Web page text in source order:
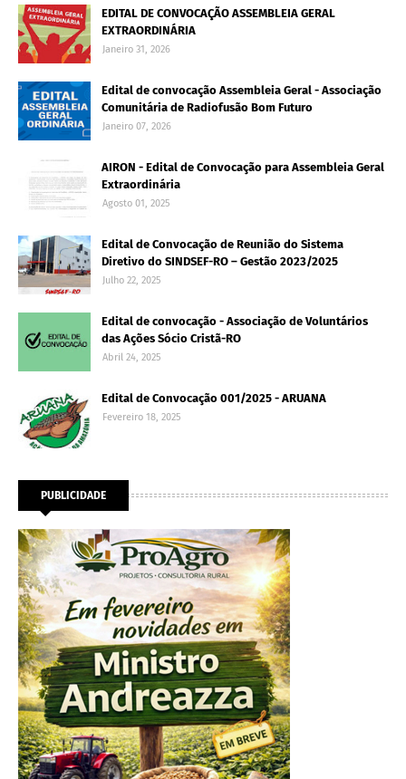
EDITAL DE CONVOCAÇÃO ASSEMBLEIA GERAL
EXTRAORDINÁRIA
Janeiro 31, 2026
Edital de convocação Assembleia Geral - Associação
Comunitária de Radiofusão Bom Futuro
Janeiro 07, 2026
AIRON - Edital de Convocação para Assembleia Geral
Extraordinária
Agosto 01, 2025
Edital de Convocação de Reunião do Sistema
Diretivo do SINDSEF-RO – Gestão 2023/2025
Julho 22, 2025
Edital de convocação - Associação de Voluntários
das Ações Sócio Cristã-RO
Abril 24, 2025
Edital de Convocação 001/2025 - ARUANA
Fevereiro 18, 2025
PUBLICIDADE